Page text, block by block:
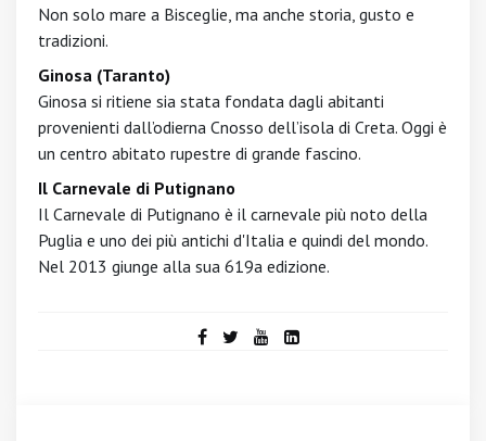
Non solo mare a Bisceglie, ma anche storia, gusto e
tradizioni.
Ginosa (Taranto)
Ginosa si ritiene sia stata fondata dagli abitanti
provenienti dall’odierna Cnosso dell’isola di Creta. Oggi è
un centro abitato rupestre di grande fascino.
Il Carnevale di Putignano
Il Carnevale di Putignano è il carnevale più noto della
Puglia e uno dei più antichi d'Italia e quindi del mondo.
Nel 2013 giunge alla sua 619a edizione.